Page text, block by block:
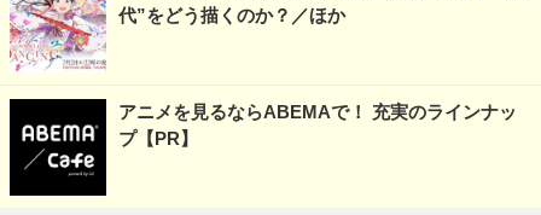
代”をどう描くのか？／ほか
アニメを見るならABEMAで！ 充実のラインナッ
プ【PR】